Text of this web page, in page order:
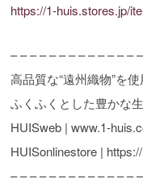
https://1-huis.stores.jp/
– – – – – – – – – – – – –
高品質な“遠州織物”を
ふくふくとした豊かな
HUISweb | www.1-
HUISonlinestore |
– – – – – – – – – – – – –